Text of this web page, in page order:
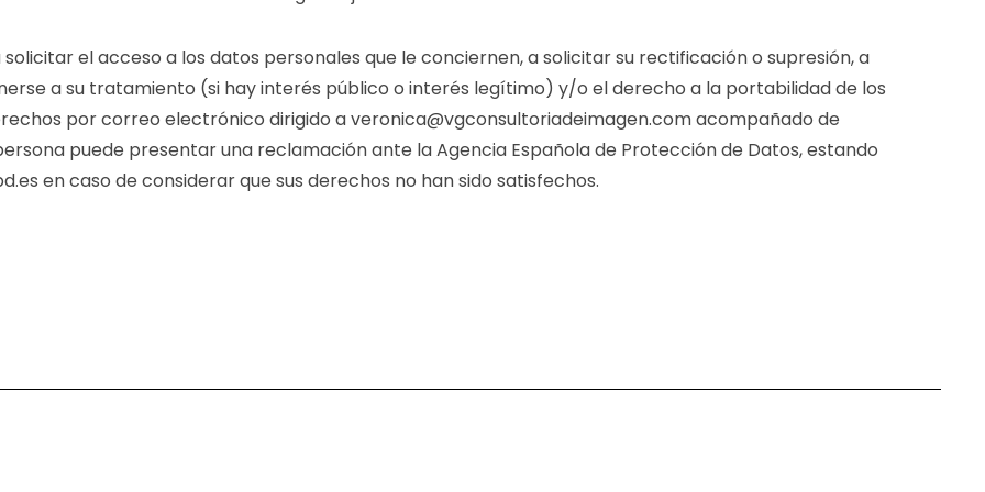
el acceso a los datos personales que le conciernen, a solicitar su rectificación o supresión, a
a su tratamiento (si hay interés público o interés legítimo) y/o el derecho a la portabilidad de los
por correo electrónico dirigido a veronica@vgconsultoriadeimagen.com acompañado de
puede presentar una reclamación ante la Agencia Española de Protección de Datos, estando
en caso de considerar que sus derechos no han sido satisfechos.